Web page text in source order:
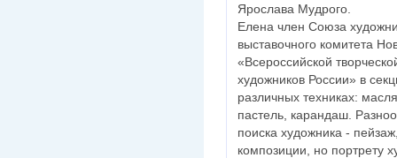
Ярослава Мудрого.
Елена член Союза
выставочного комитета
«Всероссийской
художников России» в
различных техниках:
пастель, карандаш.
поиска художника -
композиции, но портрету